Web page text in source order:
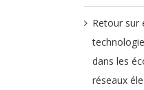
Retour sur
dans les
réseaux